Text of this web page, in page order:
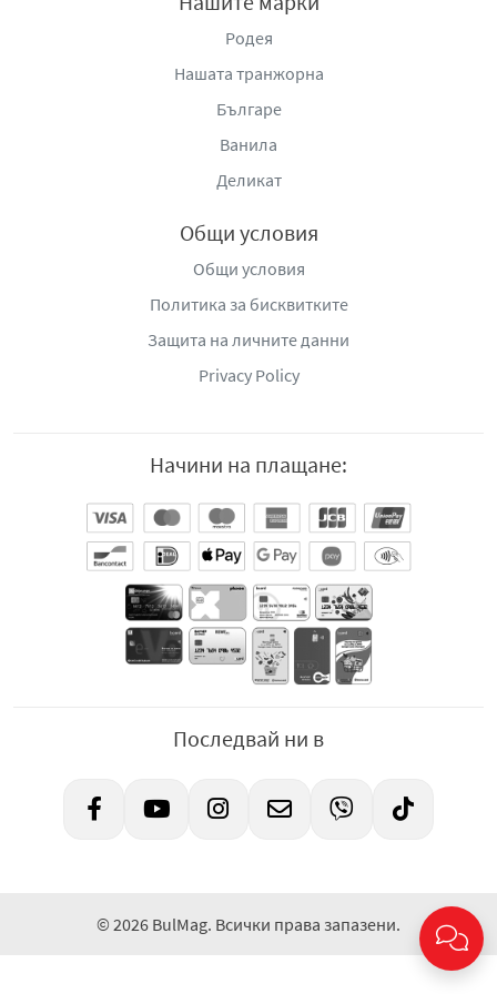
Родея
Нашата транжорна
Българе
Ванила
Деликат
Общи условия
Общи условия
Политика за бисквитките
Защита на личните данни
Privacy Policy
Начини на плащане:
Последвай ни в
© 2026 BulMag. Всички права запазени.